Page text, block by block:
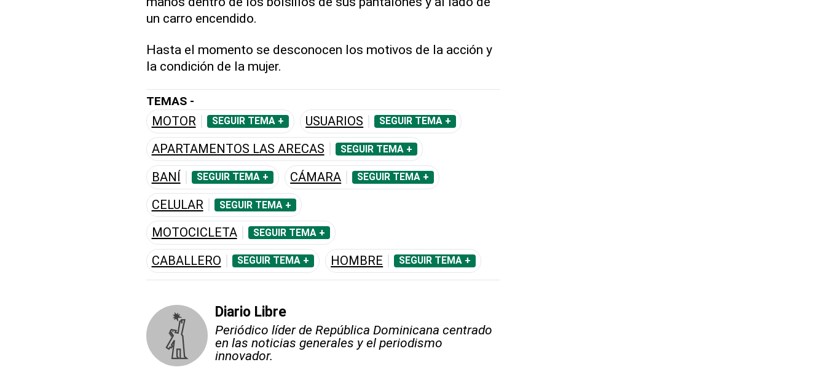
un carro encendido.
Hasta el momento se desconocen los motivos de la acción y
la condición de la mujer.
TEMAS -
MOTOR SEGUIR TEMA + USUARIOS SEGUIR TEMA +
APARTAMENTOS LAS ARECAS SEGUIR TEMA +
BANÍ SEGUIR TEMA + CÁMARA SEGUIR TEMA +
CELULAR SEGUIR TEMA +
MOTOCICLETA SEGUIR TEMA +
CABALLERO SEGUIR TEMA + HOMBRE SEGUIR TEMA +
Diario Libre
Periódico líder de República Dominicana centrado
en las noticias generales y el periodismo
innovador.